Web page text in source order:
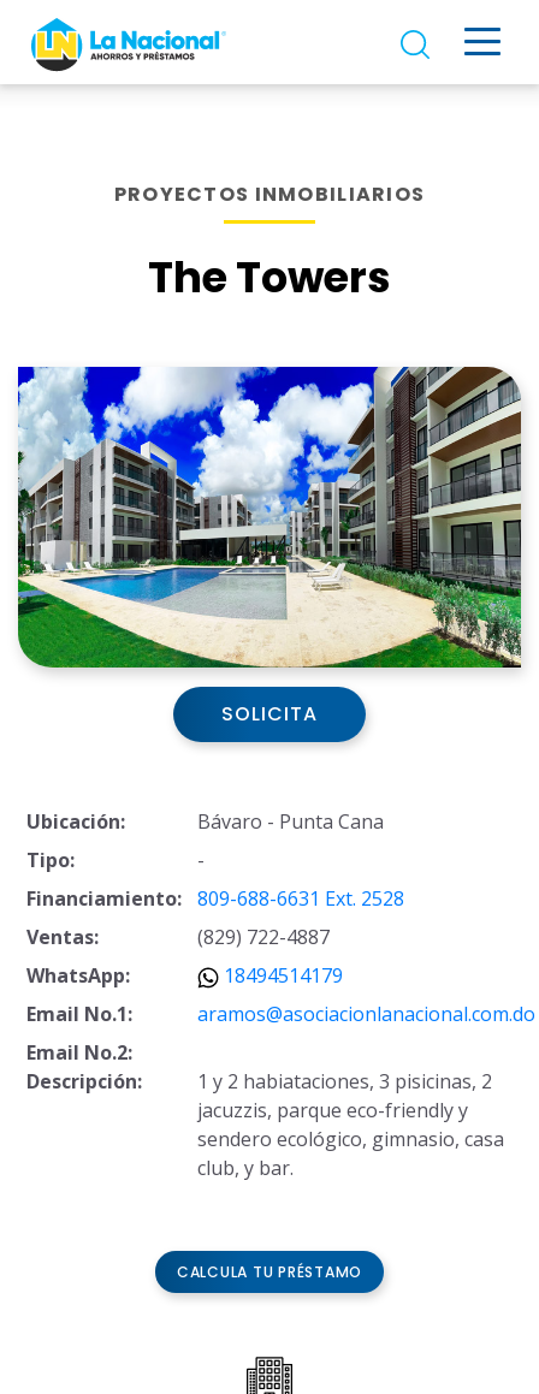
PROYECTOS INMOBILIARIOS
The Towers
SOLICITA
Ubicación:
Bávaro - Punta Cana
Tipo:
-
Financiamiento: 809-688-6631 Ext. 2528
Ventas:
(829) 722-4887
WhatsApp:
18494514179
Email No.1:
aramos@asociacionlanacional.com.do
Email No.2:
Descripción:
1 y 2 habiataciones, 3 pisicinas, 2
jacuzzis, parque eco-friendly y
sendero ecológico, gimnasio, casa
club, y bar.
CALCULA TU PRÉSTAMO